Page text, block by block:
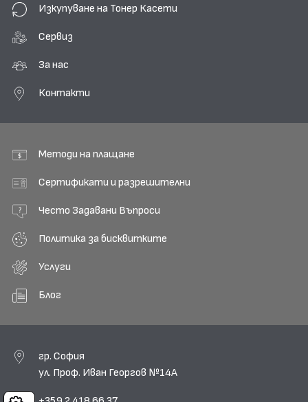
Изкупуване на Тонер Касети
Сервиз
За нас
Контакти
Методи на плащане
Сертификати и разрешителни
Често Задавани Въпроси
Политика за бисквитките
Услуги
Блог
гр. София
ул. Проф. Иван Георгов №14А